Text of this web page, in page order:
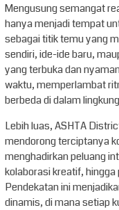
Mengusung semangat
hanya menjadi tempat
sebagai titik temu yang
sendiri, ide-ide baru,
yang terbuka dan
waktu, memperlambat
berbeda di dalam
Lebih luas, ASHTA
mendorong terciptanya
menghadirkan peluang
kolaborasi kreatif,
Pendekatan ini
dinamis, di mana setiap